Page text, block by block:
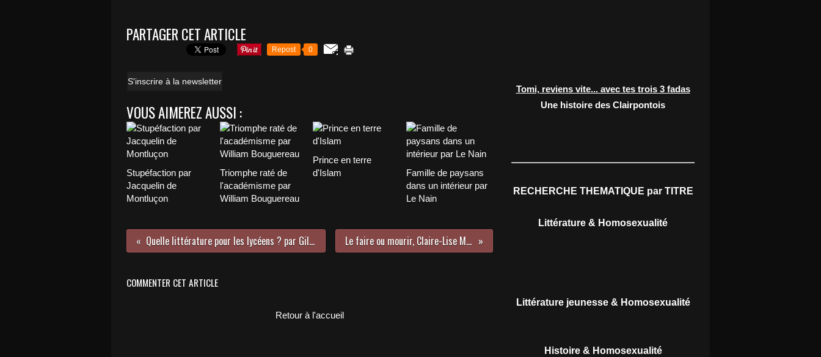
PARTAGER CET ARTICLE
Repost 0
S'inscrire à la newsletter
VOUS AIMEREZ AUSSI :
Stupéfaction par
Jacquelin de
Montluçon
Triomphe raté de
l'académisme par
William Bouguereau
Prince en terre
d'Islam
Famille de paysans
dans un intérieur par
Le Nain
Quelle littérature pour les lycéens ? par Gilles Leroy Le faire ou mourir, Claire-Lise Marguier
COMMENTER CET ARTICLE
Retour à l'accueil
Tomi, reviens vite... avec tes trois 3 fadas
Une histoire des Clairpontois
RECHERCHE THEMATIQUE par TITRE
Littérature & Homosexualité
Littérature jeunesse & Homosexualité
Histoire & Homosexualité